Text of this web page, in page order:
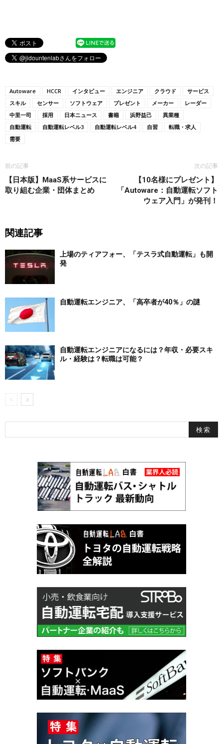
Autoware HCCR インタビュー エンジニア クラウド
サービス
スキル
センサー ソフトウェア プレゼント メーカー
レーダー
中里一司
採用 日本ニュース 書籍 浜野益己
異業種
自動運転
自動運転レベル3 自動運転レベル4 自習
転職・求人
需要
前の記事
【日本版】MaaS系サービスに
取り組む企業・団体まとめ
次の記事
【10名様にプレゼント】
「Autoware：自動運転ソフト
ウェア入門」が発刊！
関連記事
上場のティアフォー、「テスラ式自動運転」も開
発
自動運転エンジニア、「高卒者が40％」の謎
自動運転エンジニアになるには？年収・必要スキ
ル・経験は？転職は可能？